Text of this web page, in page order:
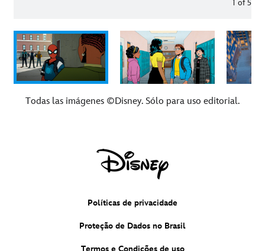
1 of 5
Todas las imágenes ©Disney. Sólo para uso editorial.
Políticas de privacidade
Proteção de Dados no Brasil